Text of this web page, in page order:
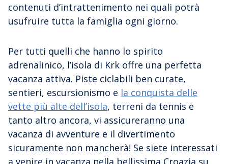
contenuti d’intrattenimento nei quali potrà
usufruire tutta la famiglia ogni giorno.
Per tutti quelli che hanno lo spirito
adrenalinico, l’isola di Krk offre una perfetta
vacanza attiva. Piste ciclabili ben curate,
sentieri, escursionismo e la conquista delle
vette più alte dell’isola, terreni da tennis e
tanto altro ancora, vi assicureranno una
vacanza di avventure e il divertimento
sicuramente non mancherà! Se siete interessati
a venire in vacanza nella bellissima Croazia su